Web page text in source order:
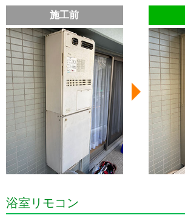
施工前
浴室リモコン